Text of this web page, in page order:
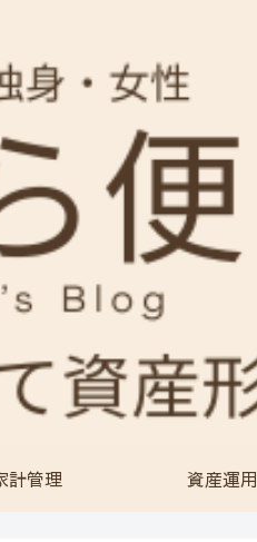
計管理 資産運用